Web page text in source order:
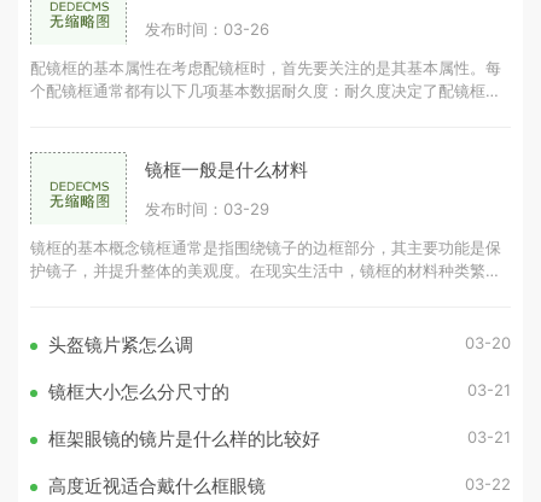
发布时间：03-26
配镜框的基本属性在考虑配镜框时，首先要关注的是其基本属性。每
个配镜框通常都有以下几项基本数据耐久度：耐久度决定了配镜框的
镜框一般是什么材料
发布时间：03-29
镜框的基本概念镜框通常是指围绕镜子的边框部分，其主要功能是保
护镜子，并提升整体的美观度。在现实生活中，镜框的材料种类繁
头盔镜片紧怎么调 03-20
镜框大小怎么分尺寸的 03-21
框架眼镜的镜片是什么样的比较好 03-21
高度近视适合戴什么框眼镜 03-22